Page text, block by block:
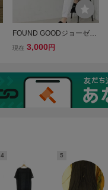
FOUND GOODジョーゼッ
トカーデL
現在 3,000円
4 5